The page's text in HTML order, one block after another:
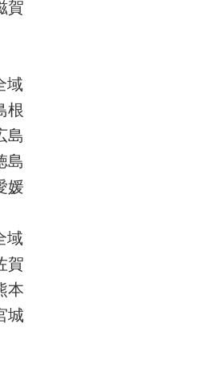
賀
域
根
島
島
媛
域
賀
本
城